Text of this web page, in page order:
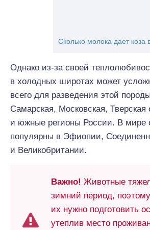
Сколько молока дает коза
Однако из-за своей
в холодных широтах может
всего для разведения этой
Самарская, Московская, Тверская
и южные регионы России. В мире
популярны в Эфиопии,
и Великобритании.
Важно! Животные
зимний период,
их нужно подготовить
утеплив место